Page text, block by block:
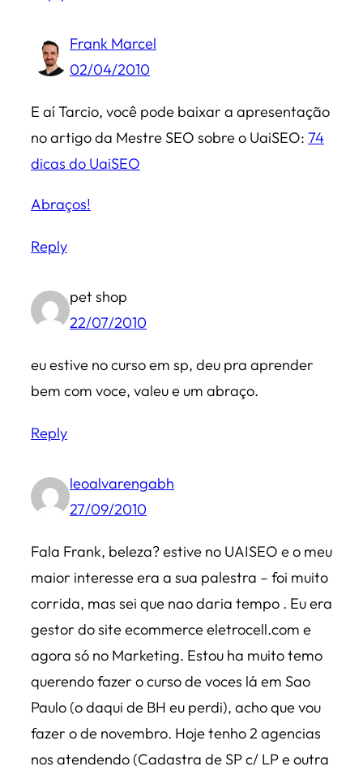
Frank Marcel
02/04/2010
E aí Tarcio, você pode baixar a apresentação
no artigo da Mestre SEO sobre o UaiSEO: 74
dicas do UaiSEO
Abraços!
Reply
pet shop
22/07/2010
eu estive no curso em sp, deu pra aprender
bem com voce, valeu e um abraço.
Reply
leoalvarengabh
27/09/2010
Fala Frank, beleza? estive no UAISEO e o meu
maior interesse era a sua palestra – foi muito
corrida, mas sei que nao daria tempo . Eu era
gestor do site ecommerce eletrocell.com e
agora só no Marketing. Estou ha muito temo
querendo fazer o curso de voces lá em Sao
Paulo (o daqui de BH eu perdi), acho que vou
fazer o de novembro. Hoje tenho 2 agencias
nos atendendo (Cadastra de SP c/ LP e outra